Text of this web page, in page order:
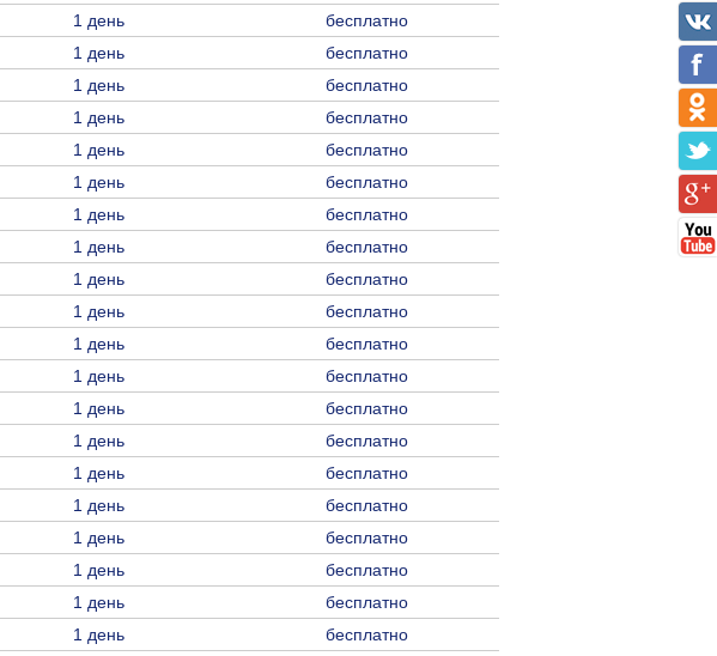
1 день
бесплатно
1 день
бесплатно
1 день
бесплатно
1 день
бесплатно
1 день
бесплатно
1 день
бесплатно
1 день
бесплатно
1 день
бесплатно
1 день
бесплатно
1 день
бесплатно
1 день
бесплатно
1 день
бесплатно
1 день
бесплатно
1 день
бесплатно
1 день
бесплатно
1 день
бесплатно
1 день
бесплатно
1 день
бесплатно
1 день
бесплатно
1 день
бесплатно